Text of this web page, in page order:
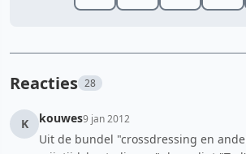
Reacties 28
K kouwes9 jan 2012
Uit de bundel "crossdressing en